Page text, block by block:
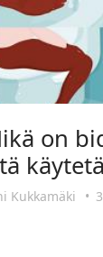
on
Kukkamäki •